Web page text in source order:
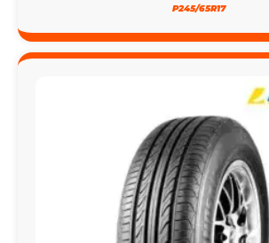
P245/65R17